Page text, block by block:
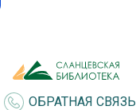
ОБРАТНАЯ СВЯЗЬ